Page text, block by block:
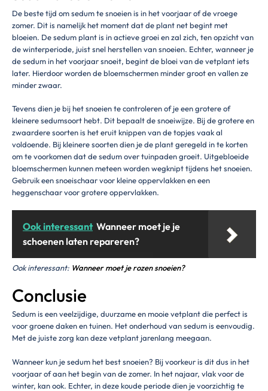
De beste tijd om sedum te snoeien is in het voorjaar of de vroege
zomer. Dit is namelijk het moment dat de plant net begint met
bloeien. De sedum plant is in actieve groei en zal zich, ten opzicht van
de winterperiode, juist snel herstellen van snoeien. Echter, wanneer je
de sedum in het voorjaar snoeit, begint de bloei van de vetplant iets
later. Hierdoor worden de bloemschermen minder groot en vallen ze
minder zwaar.
Tevens dien je bij het snoeien te controleren of je een grotere of
kleinere sedumsoort hebt. Dit bepaalt de snoeiwijze. Bij de grotere en
zwaardere soorten is het eruit knippen van de topjes vaak al
voldoende. Bij kleinere soorten dien je de plant geregeld in te korten
om te voorkomen dat de sedum over tuinpaden groeit. Uitgebloeide
bloemschermen kunnen meteen worden wegknipt tijdens het snoeien.
Gebruik een snoeischaar voor kleine oppervlakken en een
heggenschaar voor grotere oppervlakken.
Ook interessant Wanneer moet je je
schoenen laten repareren?
Ook interessant: Wanneer moet je rozen snoeien?
Conclusie
Sedum is een veelzijdige, duurzame en mooie vetplant die perfect is
voor groene daken en tuinen. Het onderhoud van sedum is eenvoudig.
Met de juiste zorg kan deze vetplant jarenlang meegaan.
Wanneer kun je sedum het best snoeien? Bij voorkeur is dit dus in het
voorjaar of aan het begin van de zomer. In het najaar, vlak voor de
winter, kan ook. Echter, in deze koude periode dien je voorzichtig te